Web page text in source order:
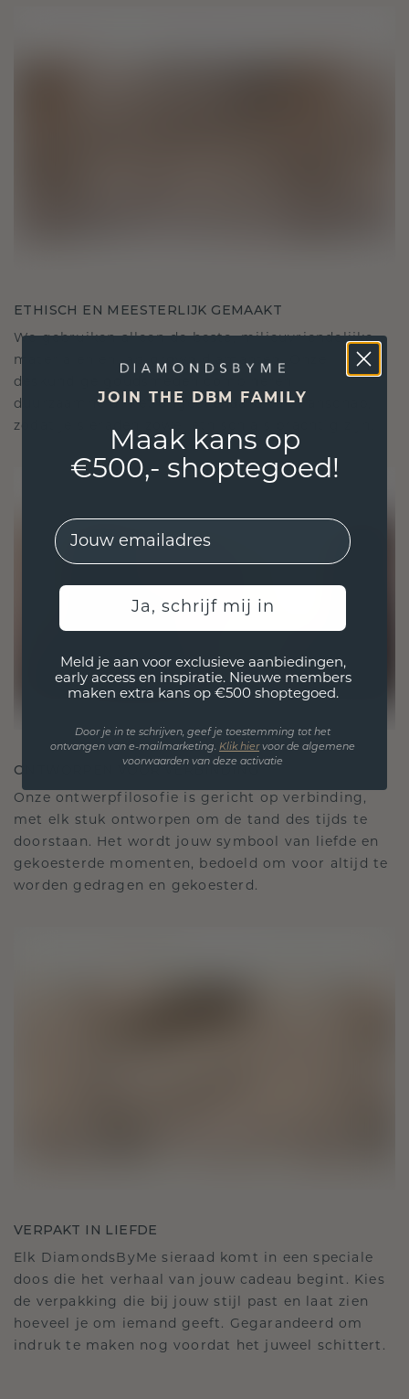
ETHISCH EN MEESTERLIJK GEMAAKT
We gebruiken alleen de beste, milieuvriendelijke
materialen en lab-grown diamanten. Onze
deskundige goudsmeden combineren
duurzaamheid met ongeëvenaard vakmanschap,
zodat je sieraden zowel ethisch als prachtig zijn.
ONTWORPEN VOOR VERBINDING
Onze ontwerpfilosofie is gericht op verbinding,
met elk stuk ontworpen om de tand des tijds te
doorstaan. Het wordt jouw symbool van liefde en
gekoesterde momenten, bedoeld om voor altijd te
worden gedragen en gekoesterd.
VERPAKT IN LIEFDE
Elk DiamondsByMe sieraad komt in een speciale
doos die het verhaal van jouw cadeau begint. Kies
de verpakking die bij jouw stijl past en laat zien
hoeveel je om iemand geeft. Gegarandeerd om
indruk te maken nog voordat het juweel schittert.
JOIN THE DBM FAMILY
Maak kans op
€500,- shoptegoed!
EMail
Ja, schrijf mij in
Meld je aan voor exclusieve aanbiedingen,
early access en inspiratie. Nieuwe members
maken extra kans op €500 shoptegoed.
Door je in te schrijven, geef je toestemming tot het
ontvangen van e-mailmarketing. Klik hiervoor de algemene
voorwaarden van deze activatie